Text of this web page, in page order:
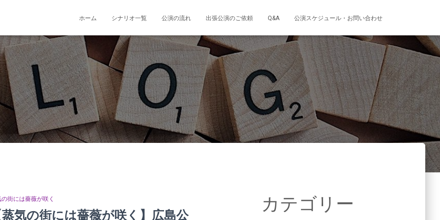
ホーム シナリオ一覧 公演の流れ 出張公演のご依頼 Q&A 公演スケジュール・お問い合わせ
街には薔薇が咲く
気の街には薔薇が咲く】広島公
カテゴリー